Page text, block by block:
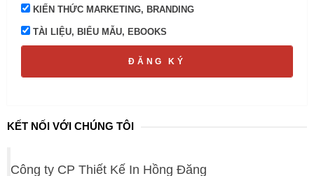
KIẾN THỨC MARKETING, BRANDING
TÀI LIỆU, BIỂU MẪU, EBOOKS
ĐĂNG KÝ
KẾT NỐI VỚI CHÚNG TÔI
Công ty CP Thiết Kế In Hồng Đăng